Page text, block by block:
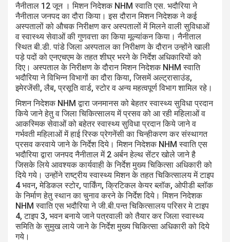
नैनीताल 12 जून । मिशन निदेशक NHM स्वाति एस. भदौरिया ने
नैनीताल जनपद का दौरा किया। इस दौरान मिशन निदेशक ने कई
अस्पतालों को औचक निरीक्षण कर अस्पतालों में मिलने वाली सुविधाओं
व स्वास्थ्य सेवाओं की गुणवत्ता का किया मूल्यांकन किया। नैनीताल
स्थित बी.डी. पांडे जिला अस्पताल का निरीक्षण के दौरान उन्होंने खाली
पड़े पदों को एनएचएम के तहत शीघ्र भरने के निर्देश अधिकारियों को
दिए। अस्पताल के निरीक्षण के दौरान मिशन निदेशक NHM स्वाति
भदौरिया ने विभिन्न विभागों का दौरा किया, जिसमें अल्ट्रासाउंड,
इमेरजेंसी, लैब, प्रसूति वार्ड, स्टोर व अन्य महत्वपूर्ण विभाग शामिल रहे।
मिशन निदेशक NHM द्वारा जनमानस को बेहतर स्वास्थ्य सुविधा प्रदान
किये जाने हेतु व जिला चिकित्सालय में प्रसव को आ रही महिलाओं व
आकस्मिक सेवाओं को बहेतर स्वास्थ्य सुविधा प्रदान किये जाने व
गर्भवती महिलाओं में हाई रिस्क प्रेगनेंसी का चिन्हीकरण कर संस्थागत
प्रसव करवाये जाने के निर्देश दिये। मिशन निदेशक NHM स्वाति एस
भदौरिया द्वारा जनपद नैनीताल में 2 अर्बन हेल्थ सेंटर खोले जाने है
जिसके लिये आवश्यक कार्यवाही के निर्देश मुख्य चिकित्सा अधिकारी को
दिये गये। उन्होंने राष्ट्रीय स्वास्थ्य मिशन के तहत चिकित्सालय में टाइप
4 भवन, मेडिकल स्टोर, पार्किंग, क्रिटिकल केयर ब्लॉक, ओपीडी ब्लॉक
के निर्माण हेतु स्थान का चुनाव करने के निर्देश दिये। मिशन निदेशक
NHM स्वाति एस भदौरिया ने जी.बी.पन्त चिकित्सालय परिसर मे टाइप
4, टाइप 3, भवन बनाये जाने पत्रवाली को तैयार कर जिला स्वास्थ्य
समिति के सुमुख लाये जाने के निर्देश मुख्य चिकित्सा अधिकारी को दिये
गये।